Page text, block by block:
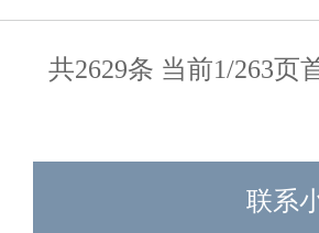
共2629条 当前1/263页
联系